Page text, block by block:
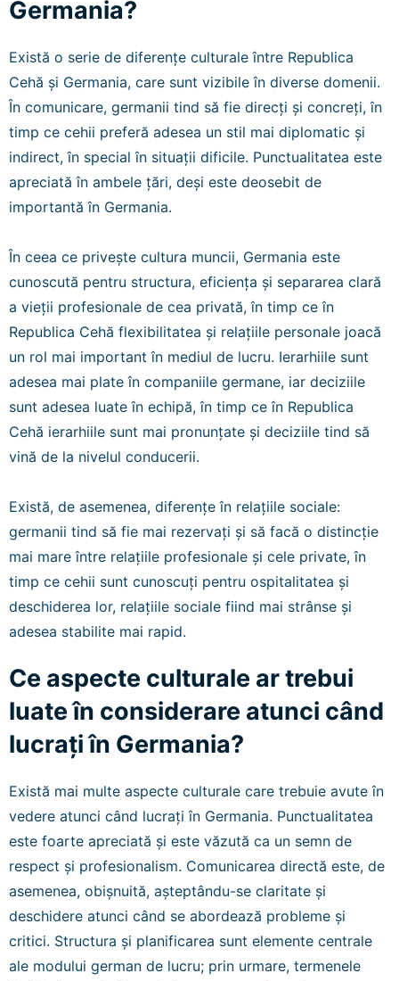
Germania?
Există o serie de diferențe culturale între Republica
Cehă și Germania, care sunt vizibile în diverse domenii.
În comunicare, germanii tind să fie direcți și concreți, în
timp ce cehii preferă adesea un stil mai diplomatic și
indirect, în special în situații dificile. Punctualitatea este
apreciată în ambele țări, deși este deosebit de
importantă în Germania.
În ceea ce privește cultura muncii, Germania este
cunoscută pentru structura, eficiența și separarea clară
a vieții profesionale de cea privată, în timp ce în
Republica Cehă flexibilitatea și relațiile personale joacă
un rol mai important în mediul de lucru. Ierarhiile sunt
adesea mai plate în companiile germane, iar deciziile
sunt adesea luate în echipă, în timp ce în Republica
Cehă ierarhiile sunt mai pronunțate și deciziile tind să
vină de la nivelul conducerii.
Există, de asemenea, diferențe în relațiile sociale:
germanii tind să fie mai rezervați și să facă o distincție
mai mare între relațiile profesionale și cele private, în
timp ce cehii sunt cunoscuți pentru ospitalitatea și
deschiderea lor, relațiile sociale fiind mai strânse și
adesea stabilite mai rapid.
Ce aspecte culturale ar trebui
luate în considerare atunci când
lucrați în Germania?
Există mai multe aspecte culturale care trebuie avute în
vedere atunci când lucrați în Germania. Punctualitatea
este foarte apreciată și este văzută ca un semn de
respect și profesionalism. Comunicarea directă este, de
asemenea, obișnuită, așteptându-se claritate și
deschidere atunci când se abordează probleme și
critici. Structura și planificarea sunt elemente centrale
ale modului german de lucru; prin urmare, termenele